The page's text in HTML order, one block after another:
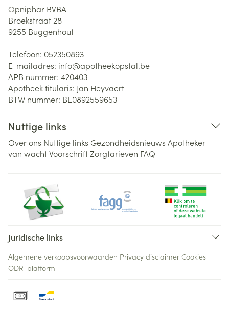
Opniphar BVBA
Broekstraat 28
9255 Buggenhout
Telefoon: 052350893
E-mailadres: info@apotheekopstal.be
APB nummer: 420403
Apotheek titularis: Jan Heyvaert
BTW nummer: BE0892559653
Nuttige links
Over ons Nuttige links Gezondheidsnieuws Apotheker
van wachtVoorschriftZorgtarieven FAQ
Juridische links
Algemene verkoopsvoorwaarden Privacy disclaimer Cookies
ODR-platform